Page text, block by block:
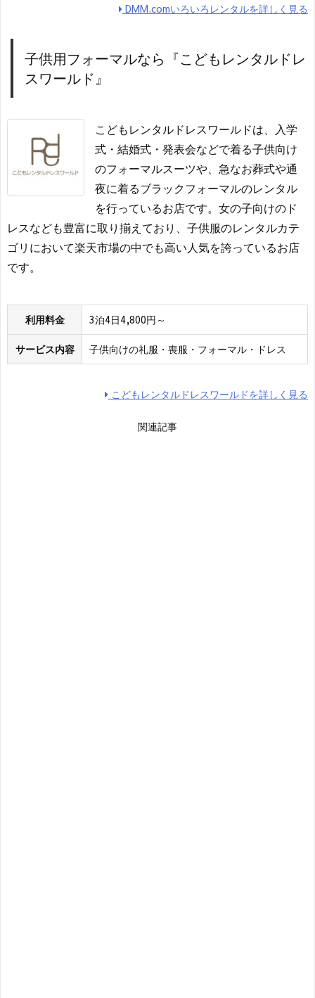
DMM.comいろいろレンタルを詳しく見る
子供用フォーマルなら『こどもレンタルドレ
スワールド』
こどもレンタルドレスワールドは、入学
式・結婚式・発表会などで着る子供向け
のフォーマルスーツや、急なお葬式や通
夜に着るブラックフォーマルのレンタル
を行っているお店です。女の子向けのド
レスなども豊富に取り揃えており、子供服のレンタルカテ
ゴリにおいて楽天市場の中でも高い人気を誇っているお店
です。
利用料金 3泊4日4,800円～
サービス内容 子供向けの礼服・喪服・フォーマル・ドレス
こどもレンタルドレスワールドを詳しく見る
関連記事